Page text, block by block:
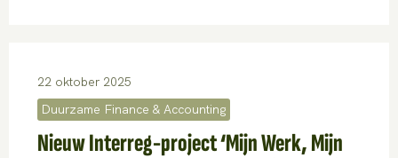
22 oktober 2025
Duurzame Finance & Accounting
Nieuw Interreg-project ‘Mijn Werk, Mijn